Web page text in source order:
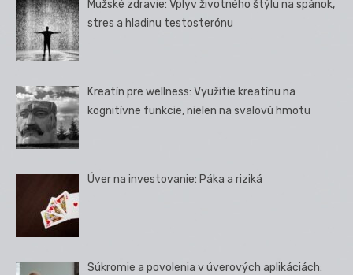
Mužské zdravie: Vplyv životného štýlu na spánok,
stres a hladinu testosterónu
Kreatín pre wellness: Využitie kreatínu na
kognitívne funkcie, nielen na svalovú hmotu
Úver na investovanie: Páka a riziká
Súkromie a povolenia v úverových aplikáciách: